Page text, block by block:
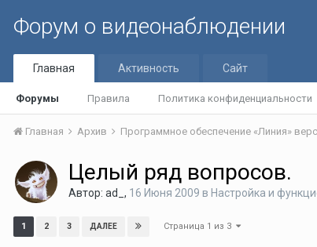
Форум о видеонаблюдении
Главная
Форумы Правила Политика конфиденциальности
Активность Сайт
Главная Архив Программное обеспечение «Линия»
Целый ряд вопросов.
Автор: ad_ , 16 Июня 2009 в Настройка и
1 2 3 ДАЛЕЕ Страница 1 из 3